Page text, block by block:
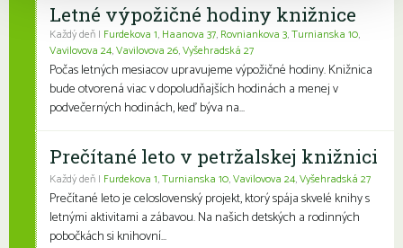
Letné výpožičné hodiny knižnice
Každý deň | Furdekova 1, Haanova 37, Rovniankova 3,Turnianska 10,
Vavilovova 24,Vavilovova 26,Vyšehradská 27
Počas letných mesiacov upravujeme výpožičné hodiny. Knižnica
bude otvorená viac v dopoludňajších hodinách a menej v
podvečerných hodinách, keď býva na...
Prečítané leto v petržalskej knižnici
Každý deň | Furdekova 1,Turnianska 10,Vavilovova 24,Vyšehradská 27
Prečítané leto je celoslovenský projekt, ktorý spája skvelé knihy s
letnými aktivitami a zábavou. Na našich detských a rodinných
pobočkách si knihovní...